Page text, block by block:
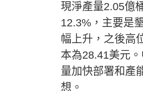
現淨產量2.05億
12.3%，主要是
幅上升，之後高
本為28.41美元
量加快部署和產
想。